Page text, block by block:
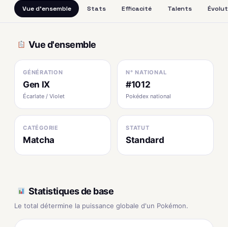
Vue d'ensemble Stats Efficacité Talents
Vue d'ensemble
GÉNÉRATION
Gen IX
Écarlate / Violet
N° NATIONAL
#1012
Pokédex national
CATÉGORIE
Matcha
STATUT
Standard
Statistiques de base
Le total détermine la puissance globale d'un Pokémon.